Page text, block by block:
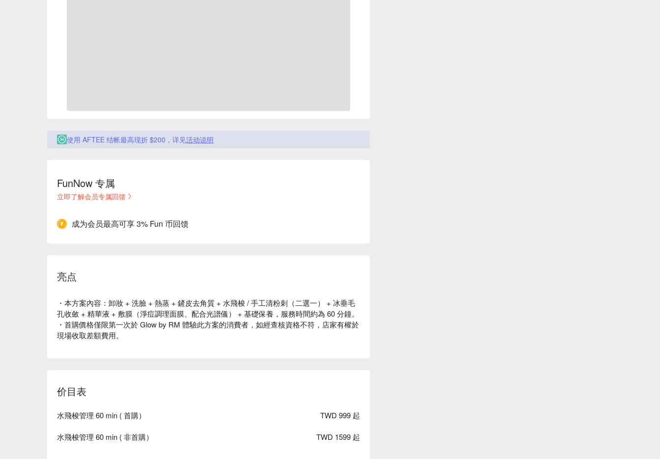
使用 AFTEE 结帐最高现折 $200，详见活动说明
FunNow 专属
立即了解会员专属回馈
成为会员最高可享 3% Fun 币回馈
亮点
・本方案內容：卸妝 + 洗臉 + 熱蒸 + 鏟皮去角質 + 水飛梭 / 手工清粉刺（二選一） + 冰垂毛
孔收斂 + 精華液 + 敷膜（淨痘調理面膜、配合光譜儀） + 基礎保養，服務時間約為 60 分鐘。
・首購價格僅限第一次於 Glow by RM 體驗此方案的消費者，如經查核資格不符，店家有權於
現場收取差額費用。
价目表
水飛梭管理 60 min ( 首購） TWD 999 起
水飛梭管理 60 min ( 非首購） TWD 1599 起